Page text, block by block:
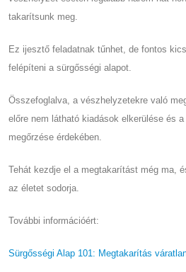
takarítsunk meg.
Ez ijesztő feladatnak tűnhet, de fontos
felépíteni a sürgősségi alapot.
Összefoglalva, a vészhelyzetekre való
előre nem látható kiadások elkerülése és
megőrzése érdekében.
Tehát kezdje el a megtakarítást még ma,
az életet sodorja.
További információért:
Sürgősségi Alap 101: Megtakarítás